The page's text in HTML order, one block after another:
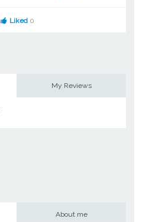
Liked 0
My Reviews
About me